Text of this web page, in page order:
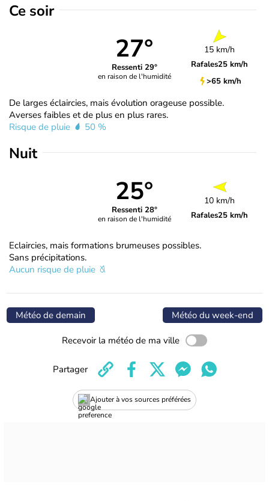
Ce soir
27°
Ressenti 29°
en raison de l'humidité
15 km/h
Rafales25 km/h
>65 km/h
De larges éclaircies, mais évolution orageuse possible.
Averses faibles et de plus en plus rares.
Risque de pluie
50 %
Nuit
25°
Ressenti 28°
en raison de l'humidité
10 km/h
Rafales25 km/h
Eclaircies, mais formations brumeuses possibles.
Sans précipitations.
Aucun risque de pluie
Météo de demain Météo du week-end
Recevoir la météo de ma ville
Ajouter à vos sources préférées
Partager